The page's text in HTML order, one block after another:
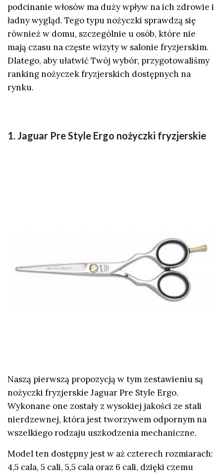
podcinanie włosów ma duży wpływ na ich zdrowie i
ładny wygląd. Tego typu nożyczki sprawdzą się
również w domu, szczególnie u osób, które nie
mają czasu na częste wizyty w salonie fryzjerskim.
Dlatego, aby ułatwić Twój wybór, przygotowaliśmy
ranking nożyczek fryzjerskich dostępnych na
rynku.
1. Jaguar Pre Style Ergo nożyczki fryzjerskie
Naszą pierwszą propozycją w tym zestawieniu są
nożyczki fryzjerskie Jaguar Pre Style Ergo.
Wykonane one zostały z wysokiej jakości ze stali
nierdzewnej, która jest tworzywem odpornym na
wszelkiego rodzaju uszkodzenia mechaniczne.
Model ten dostępny jest w aż czterech rozmiarach:
4,5 cala, 5 cali, 5,5 cala oraz 6 cali, dzięki czemu